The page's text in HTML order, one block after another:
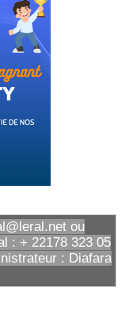
ou
: + 22178 323 05
: Diafara